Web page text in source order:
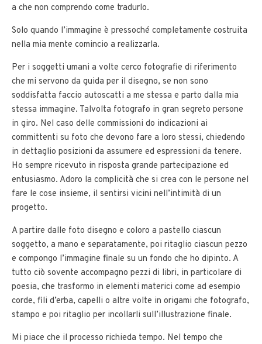
a che non comprendo come tradurlo.
Solo quando l’immagine è pressoché completamente costruita
nella mia mente comincio a realizzarla.
Per i soggetti umani a volte cerco fotografie di riferimento
che mi servono da guida per il disegno, se non sono
soddisfatta faccio autoscatti a me stessa e parto dalla mia
stessa immagine. Talvolta fotografo in gran segreto persone
in giro. Nel caso delle commissioni do indicazioni ai
committenti su foto che devono fare a loro stessi, chiedendo
in dettaglio posizioni da assumere ed espressioni da tenere.
Ho sempre ricevuto in risposta grande partecipazione ed
entusiasmo. Adoro la complicità che si crea con le persone nel
fare le cose insieme, il sentirsi vicini nell’intimità di un
progetto.
A partire dalle foto disegno e coloro a pastello ciascun
soggetto, a mano e separatamente, poi ritaglio ciascun pezzo
e compongo l’immagine finale su un fondo che ho dipinto. A
tutto ciò sovente accompagno pezzi di libri, in particolare di
poesia, che trasformo in elementi materici come ad esempio
corde, fili d’erba, capelli o altre volte in origami che fotografo,
stampo e poi ritaglio per incollarli sull’illustrazione finale.
Mi piace che il processo richieda tempo. Nel tempo che